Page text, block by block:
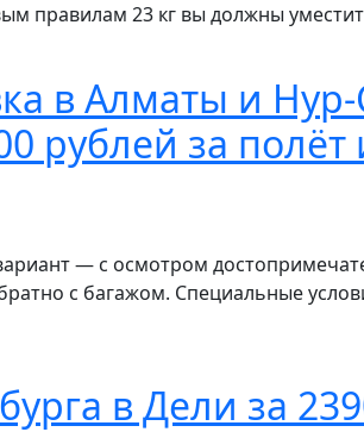
правилам 23 кг вы должны
в Алматы и Нур-
рублей за
— с осмотром
с багажом. Специальные
в Дели за